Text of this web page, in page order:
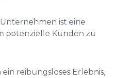
ist eine
potenzielle Kunden zu
reibungsloses Erlebnis,